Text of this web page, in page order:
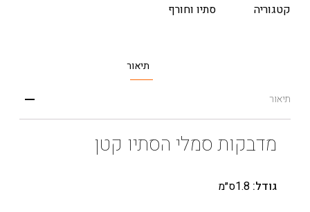
קטגוריה
סתיו וחורף
תיאור
תיאור
מדבקות סמלי הסתיו קטן
גודל: